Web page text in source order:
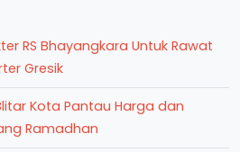
RS Bhayangkara Untuk Rawat
Gresik
Kota Pantau Harga dan
Ramadhan